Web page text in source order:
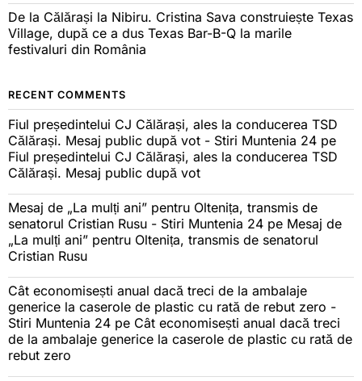
De la Călărași la Nibiru. Cristina Sava construiește Texas
Village, după ce a dus Texas Bar-B-Q la marile
festivaluri din România
RECENT COMMENTS
Fiul președintelui CJ Călărași, ales la conducerea TSD
Călărași. Mesaj public după vot - Stiri Muntenia 24 pe
Fiul președintelui CJ Călărași, ales la conducerea TSD
Călărași. Mesaj public după vot
Mesaj de „La mulți ani” pentru Oltenița, transmis de
senatorul Cristian Rusu - Stiri Muntenia 24 pe Mesaj de
„La mulți ani” pentru Oltenița, transmis de senatorul
Cristian Rusu
Cât economisești anual dacă treci de la ambalaje
generice la caserole de plastic cu rată de rebut zero -
Stiri Muntenia 24 pe Cât economisești anual dacă treci
de la ambalaje generice la caserole de plastic cu rată de
rebut zero